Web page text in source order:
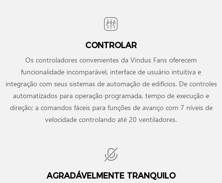
CONTROLAR
Os controladores convenientes da Vindus Fans oferecem
funcionalidade incomparável, interface de usuário intuitiva e
integração com seus sistemas de automação de edifícios. De controles
automatizados para operação programada, tempo de execução e
direção; a comandos fáceis para funções de avanço com 7 níveis de
velocidade controlando até 20 ventiladores.
AGRADÁVELMENTE TRANQUILO